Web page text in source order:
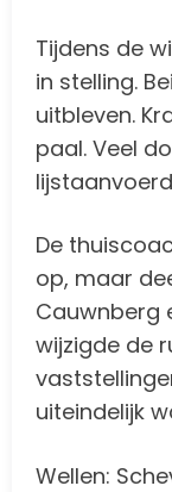
Tijdens de
in stelling.
uitbleven.
paal. Veel
De
op, maar
Cauwnberg
wijzigde de
uiteindelijk
Wellen: